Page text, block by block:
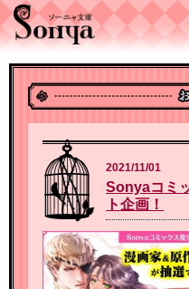
2021/11/01
Sonyaコミ
ト企画！